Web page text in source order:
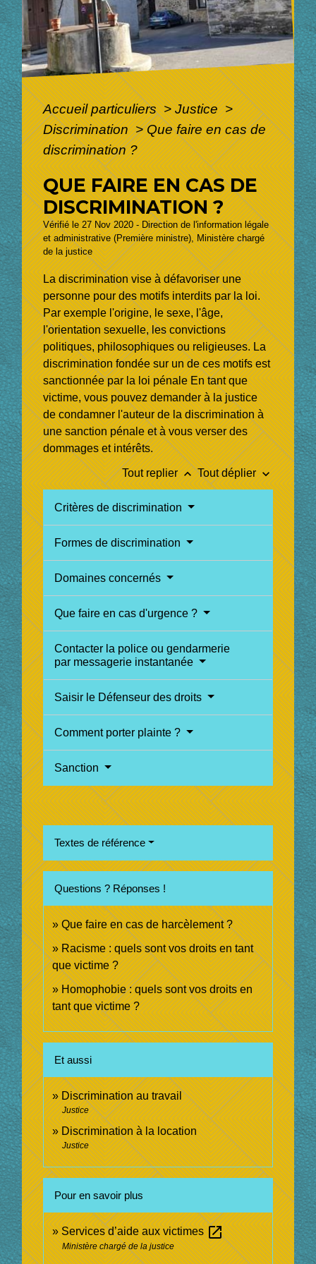
Accueil particuliers> Justice>
Discrimination> Que faire en cas de
discrimination ?
QUE FAIRE EN CAS DE
DISCRIMINATION ?
Vérifié le 27 Nov 2020 - Direction de l'information légale
et administrative (Première ministre), Ministère chargé
de la justice
La discrimination vise à défavoriser une
personne pour des motifs interdits par la loi.
Par exemple l'origine, le sexe, l'âge,
l'orientation sexuelle, les convictions
politiques, philosophiques ou religieuses. La
discrimination fondée sur un de ces motifs est
sanctionnée par la loi pénale En tant que
victime, vous pouvez demander à la justice
de condamner l'auteur de la discrimination à
une sanction pénale et à vous verser des
dommages et intérêts.
Tout replierkeyboard_arrow_up Tout déplierkeyboard_arrow_down
Critères de discrimination
Formes de discrimination
Domaines concernés
Que faire en cas d'urgence ?
Contacter la police ou gendarmerie
par messagerie instantanée
Saisir le Défenseur des droits
Comment porter plainte ?
Sanction
Textes de référence
Questions ? Réponses !
Que faire en cas de harcèlement ?
Racisme : quels sont vos droits en tant
que victime ?
Homophobie : quels sont vos droits en
tant que victime ?
Et aussi
Discrimination au travail
Justice
Discrimination à la location
Justice
Pour en savoir plus
Services d’aide aux victimesopen_in_new
Ministère chargé de la justice